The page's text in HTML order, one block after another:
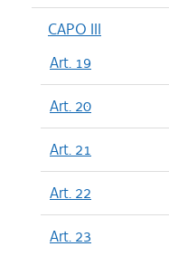
CAPO III
Art. 19
Art. 20
Art. 21
Art. 22
Art. 23